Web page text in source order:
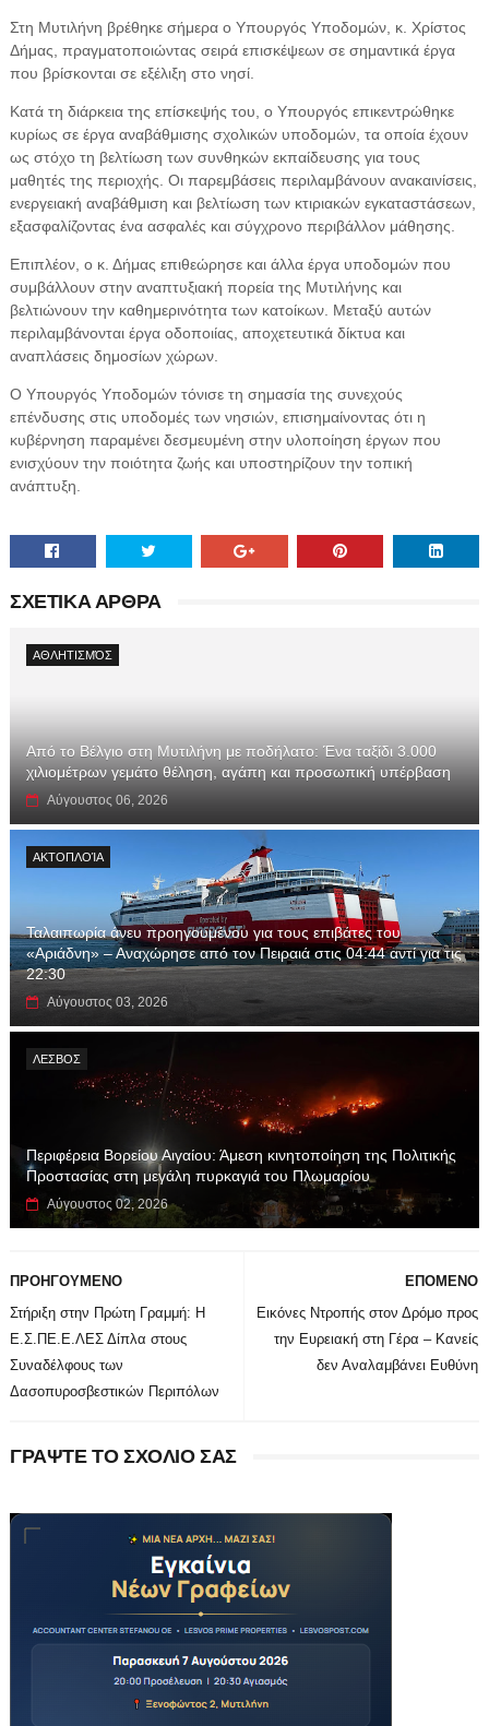
Στη Μυτιλήνη βρέθηκε σήμερα ο Υπουργός Υποδομών, κ. Χρίστος
Δήμας, πραγματοποιώντας σειρά επισκέψεων σε σημαντικά έργα
που βρίσκονται σε εξέλιξη στο νησί.
Κατά τη διάρκεια της επίσκεψής του, ο Υπουργός επικεντρώθηκε
κυρίως σε έργα αναβάθμισης σχολικών υποδομών, τα οποία έχουν
ως στόχο τη βελτίωση των συνθηκών εκπαίδευσης για τους
μαθητές της περιοχής. Οι παρεμβάσεις περιλαμβάνουν ανακαινίσεις,
ενεργειακή αναβάθμιση και βελτίωση των κτιριακών εγκαταστάσεων,
εξασφαλίζοντας ένα ασφαλές και σύγχρονο περιβάλλον μάθησης.
Επιπλέον, ο κ. Δήμας επιθεώρησε και άλλα έργα υποδομών που
συμβάλλουν στην αναπτυξιακή πορεία της Μυτιλήνης και
βελτιώνουν την καθημερινότητα των κατοίκων. Μεταξύ αυτών
περιλαμβάνονται έργα οδοποιίας, αποχετευτικά δίκτυα και
αναπλάσεις δημοσίων χώρων.
Ο Υπουργός Υποδομών τόνισε τη σημασία της συνεχούς
επένδυσης στις υποδομές των νησιών, επισημαίνοντας ότι η
κυβέρνηση παραμένει δεσμευμένη στην υλοποίηση έργων που
ενισχύουν την ποιότητα ζωής και υποστηρίζουν την τοπική
ανάπτυξη.
ΣΧΕΤΙΚΑ ΑΡΘΡΑ
ΑΘΛΗΤΙΣΜΌΣ
Από το Βέλγιο στη Μυτιλήνη με ποδήλατο: Ένα ταξίδι 3.000
χιλιομέτρων γεμάτο θέληση, αγάπη και προσωπική υπέρβαση
Αύγουστος 06, 2026
ΑΚΤΟΠΛΟΊΑ
Ταλαιπωρία άνευ προηγουμένου για τους επιβάτες του
«Αριάδνη» – Αναχώρησε από τον Πειραιά στις 04:44 αντί για τις
22:30
Αύγουστος 03, 2026
ΛΕΣΒΟΣ
Περιφέρεια Βορείου Αιγαίου: Άμεση κινητοποίηση της Πολιτικής
Προστασίας στη μεγάλη πυρκαγιά του Πλωμαρίου
Αύγουστος 02, 2026
ΕΠΟΜΕΝΟ
Εικόνες Ντροπής στον Δρόμο προς
την Ευρειακή στη Γέρα – Κανείς
δεν Αναλαμβάνει Ευθύνη
ΠΡΟΗΓΟΥΜΕΝΟ
Στήριξη στην Πρώτη Γραμμή: Η
Ε.Σ.ΠΕ.Ε.ΛΕΣ Δίπλα στους
Συναδέλφους των
Δασοπυροσβεστικών Περιπόλων
ΓΡΑΨΤΕ ΤΟ ΣΧΟΛΙΟ ΣΑΣ